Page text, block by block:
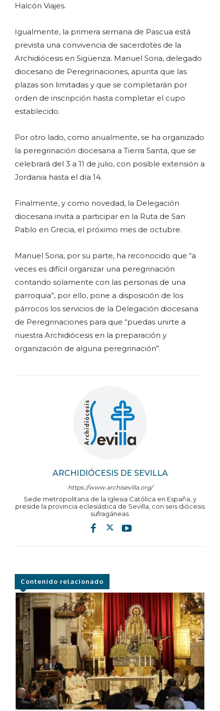
ARCHIDIÓCESIS DE SEVILLA
https://www.archisevilla.org/
Sede metropolitana de la Iglesia Católica en España, y
preside la provincia eclesiástica de Sevilla, con seis diócesis
sufragáneas.
Halcón Viajes.
Igualmente, la primera semana de Pascua está
prevista una convivencia de sacerdotes de la
Archidiócesis en Sigüenza. Manuel Soria, delegado
diocesano de Peregrinaciones, apunta que las
plazas son limitadas y que se completarán por
orden de inscripción hasta completar el cupo
establecido.
Por otro lado, como anualmente, se ha organizado
la peregrinación diocesana a Tierra Santa, que se
celebrará del 3 a 11 de julio, con posible extensión a
Jordania hasta el día 14.
Finalmente, y como novedad, la Delegación
diocesana invita a participar en la Ruta de San
Pablo en Grecia, el próximo mes de octubre.
Manuel Soria, por su parte, ha reconocido que “a
veces es difícil organizar una peregrinación
contando solamente con las personas de una
parroquia”, por ello, pone a disposición de los
párrocos los servicios de la Delegación diocesana
de Peregrinaciones para que “puedas unirte a
nuestra Archidiócesis en la preparación y
organización de alguna peregrinación”.
Contenido relacionado